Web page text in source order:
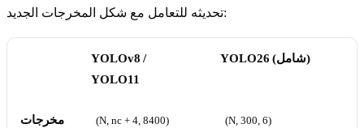
تحديثه للتعامل مع شكل المخرجات الجديد:
YOLOv8 /
YOLO11
YOLO26 (شامل)
مخرجات
(N, nc + 4, 8400) (N, 300, 6)